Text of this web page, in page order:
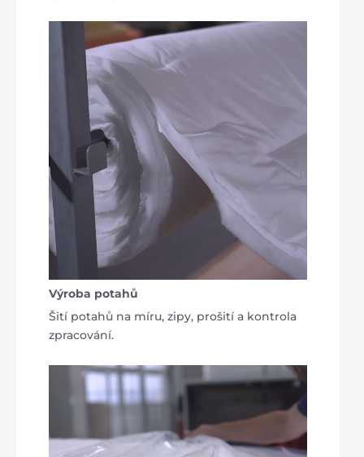
Výroba potahů
Šití potahů na míru, zipy, prošití a kontrola
zpracování.